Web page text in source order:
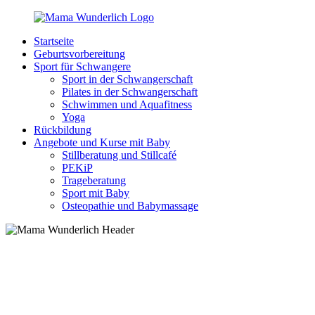
Zurück
Inhalt
MamaWunderlich.de
Mutti
sein
wunderbar!
Startseite
Geburtsvorbereitung
Sport für Schwangere
Sport in der Schwangerschaft
Pilates in der Schwangerschaft
Schwimmen und Aquafitness
Yoga
Rückbildung
Angebote und Kurse mit Baby
Stillberatung und Stillcafé
PEKiP
Trageberatung
Sport mit Baby
Osteopathie und Babymassage